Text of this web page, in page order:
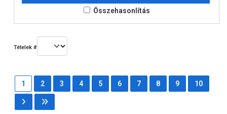
Összehasonlítás
Tételek #
1 2 3 4 5 6 7 8 9 10